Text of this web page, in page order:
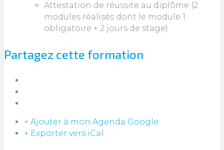
Attestation de réussite au diplôme (2
modules réalisés dont le module 1
obligatoire + 2 jours de stage)
Partagez cette formation
+ Ajouter à mon Agenda Google
+ Exporter vers iCal